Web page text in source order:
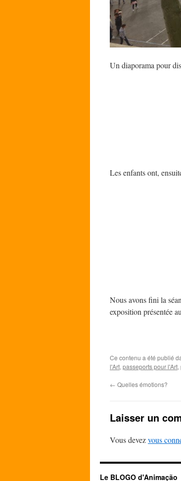
Un diaporama pour
Les enfants ont,
Nous avons fini la
exposition présentée
Ce contenu a été publié
l'Art, passeports pour l'Art,
← Quelles émotions?
Laisser un
Vous devezvous
Le BLOGO d'Animação